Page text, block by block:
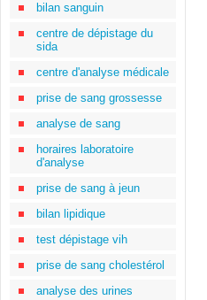
bilan sanguin
centre de dépistage du
sida
centre d'analyse médicale
prise de sang grossesse
analyse de sang
horaires laboratoire
d'analyse
prise de sang à jeun
bilan lipidique
test dépistage vih
prise de sang cholestérol
analyse des urines